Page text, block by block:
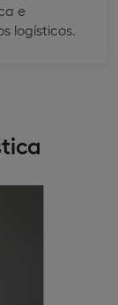
e
logísticos.